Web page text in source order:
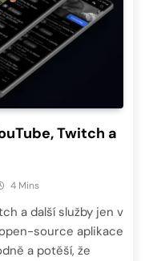
Twitch a
4 Mins
a další služby jen v
source aplikace
a potěší, že